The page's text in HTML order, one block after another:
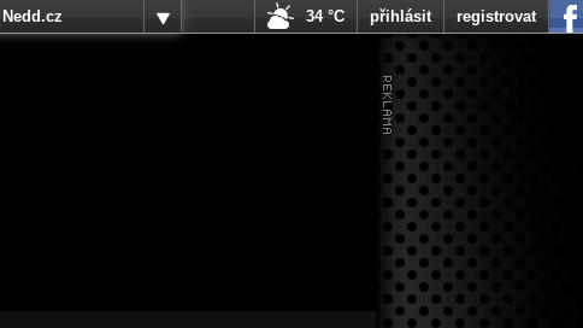
Nedd.cz
34 °C přihlásit registrovat